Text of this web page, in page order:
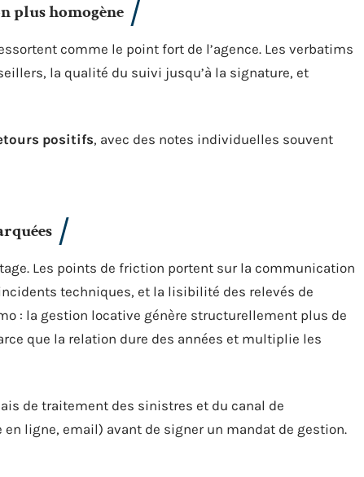
plus homogène
comme le point fort de l’agence. Les verbatims
la qualité du suivi jusqu’à la signature, et
positifs, avec des notes individuelles souvent
Les points de friction portent sur la communication
techniques, et la lisibilité des relevés de
: la gestion locative génère structurellement plus de
que la relation dure des années et multiplie les
de traitement des sinistres et du canal de
ligne, email) avant de signer un mandat de gestion.